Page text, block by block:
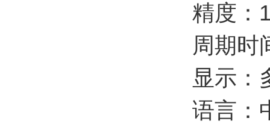
精度：
周期时
显示：
语言：